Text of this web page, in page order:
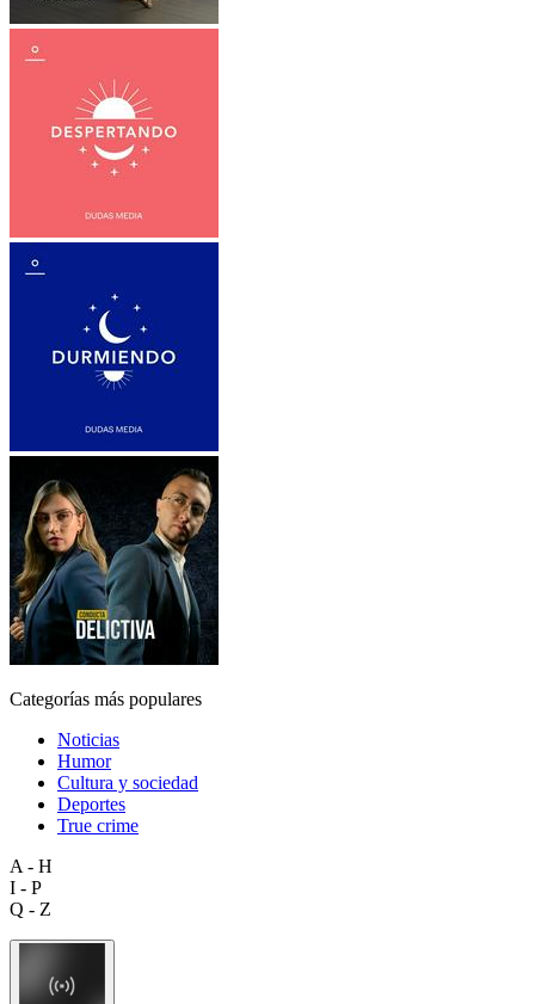
Categorías más populares
Noticias
Humor
Cultura y sociedad
Deportes
True crime
A - H
I - P
Q - Z